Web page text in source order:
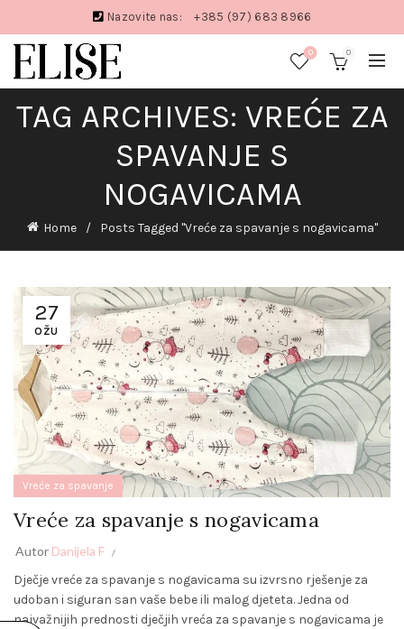
Nazovite nas: +385 (97) 683 8966
0 0
TAG ARCHIVES: VREĆE ZA
SPAVANJE S
NOGAVICAMA
Home Posts Tagged "Vreće za spavanje s nogavicama"
27
OŽU
Vreće za spavanje
Vreće za spavanje s nogavicama
Autor Danijela F
Dječje vreće za spavanje s nogavicama su izvrsno rješenje za
udoban i siguran san vaše bebe ili malog djeteta. Jedna od
najvažnijih prednosti dječjih vreća za spavanje s nogavicama je